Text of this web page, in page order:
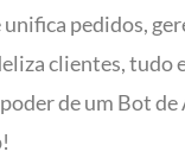
pedidos,
clientes, tudo
poder de um Bot